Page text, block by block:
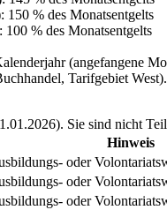
: 150 % des Monatsentgelts
: 100 % des Monatsentgelts
(angefangene
Tarifgebiet
). Sie sind nicht
Hinweis
oder
oder
oder